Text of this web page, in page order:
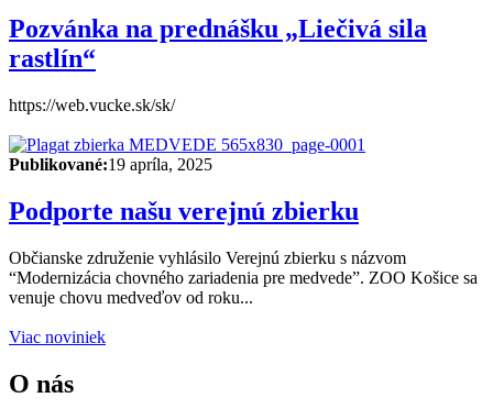
Pozvánka na prednášku „Liečivá sila
rastlín“
https://web.vucke.sk/sk/
Publikované:19 apríla, 2025
Podporte našu verejnú zbierku
Občianske združenie vyhlásilo Verejnú zbierku s názvom
“Modernizácia chovného zariadenia pre medvede”. ZOO Košice sa
venuje chovu medveďov od roku...
Viac noviniek
O nás